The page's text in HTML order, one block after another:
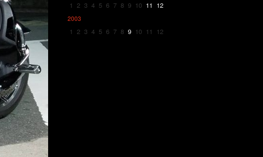
1 2 3 4 5 6 7 8 9 10 11 12
2003
1 2 3 4 5 6 7 8 9 10 11 12